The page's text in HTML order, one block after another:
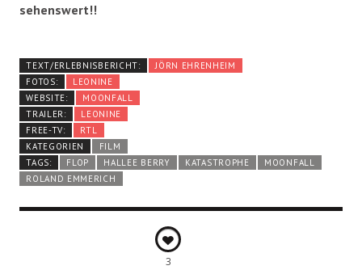
sehenswert!!
TEXT/ERLEBNISBERICHT:
JÖRN EHRENHEIM
FOTOS:
LEONINE
WEBSITE:
MOONFALL
TRAILER:
LEONINE
FREE-TV:
RTL
KATEGORIEN
FILM
TAGS:
FLOP HALLEE BERRY KATASTROPHE
MOONFALL
ROLAND EMMERICH
3